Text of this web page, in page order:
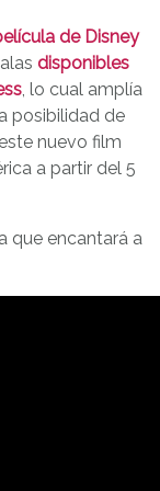
de Disney
disponibles
, lo cual amplía
posibilidad de
nuevo film
a partir del 5
que encantará a